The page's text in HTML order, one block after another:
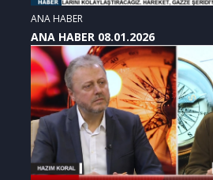
ANA HABER
ANA HABER 08.01.2026